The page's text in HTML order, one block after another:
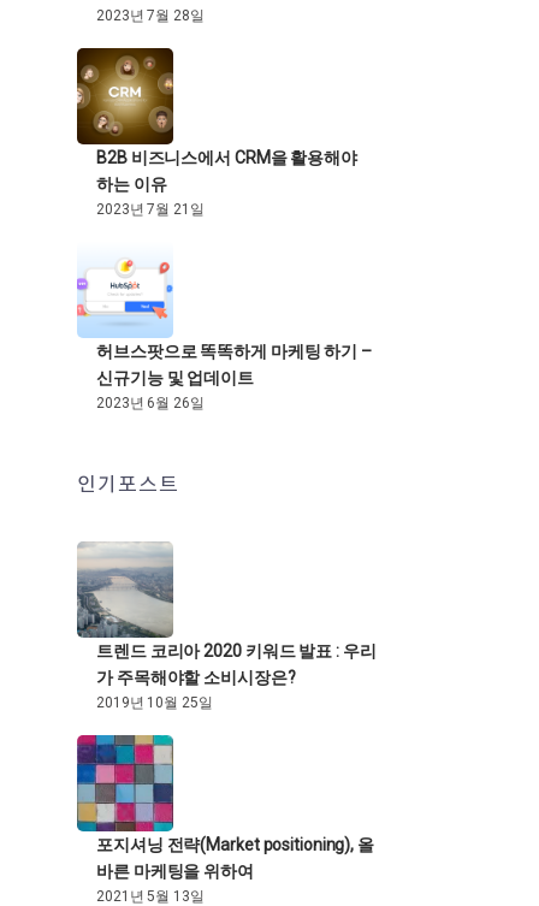
2023년 7월 28일
B2B 비즈니스에서 CRM을 활용해야
하는 이유
2023년 7월 21일
허브스팟으로 똑똑하게 마케팅 하기 –
신규기능 및 업데이트
2023년 6월 26일
인기포스트
트렌드 코리아 2020 키워드 발표 : 우리
가 주목해야할 소비시장은?
2019년 10월 25일
포지셔닝 전략(Market positioning), 올
바른 마케팅을 위하여
2021년 5월 13일